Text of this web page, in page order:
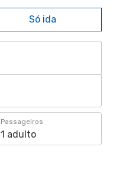
Só ida
Passageiros
1 adulto